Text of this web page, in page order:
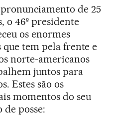
de 25
o 46º presidente
os enormes
que tem pela frente e
norte-americanos
juntos para
Estes são os
momentos do seu
de posse: